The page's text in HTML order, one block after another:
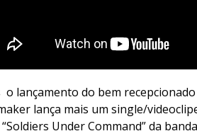
o lançamento do bem
lança mais um single/
Under Command” da